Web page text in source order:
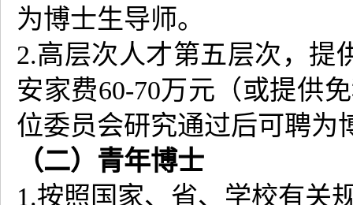
为博士生导师。
2.高层次人才第五层次，提
安家费60-70万元（或提供
位委员会研究通过后可聘为
（二）青年博士
1.按照国家、省、学校有关